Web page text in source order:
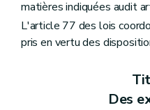
matières indiquées audit
L'article 77 des lois
pris en vertu des
Des